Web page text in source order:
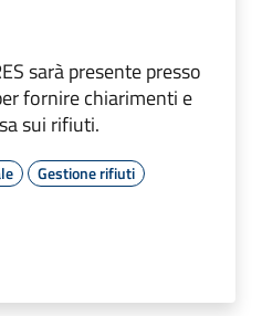
sarà presente presso
fornire chiarimenti e
sui rifiuti.
Gestione rifiuti